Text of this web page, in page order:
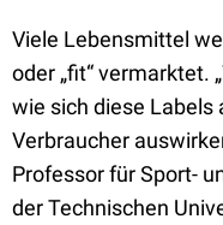
Viele Lebensmittel
oder „fit“ vermarktet.
wie sich diese Labels
Verbraucher
Professor für Sport-
der Technischen